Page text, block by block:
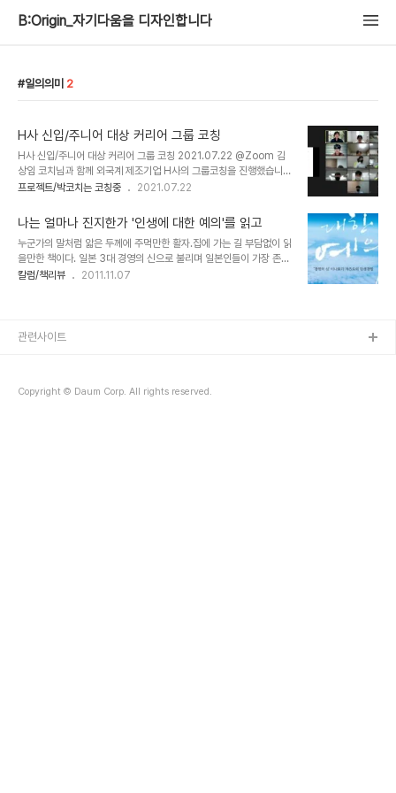
B:Origin_자기다움을 디자인합니다
일의의미 2
H사 신입/주니어 대상 커리어 그룹 코칭
H사 신입/주니어 대상 커리어 그룹 코칭 2021.07.22 @Zoom 김
상임 코치님과 함께 외국계 제조기업 H사의 그룹코칭을 진행했습니
다. 오늘은 두 번째 세션이었는데요, 1-3년차 신입/주니어를 위한 커
252일을 기준으로 회사에서 보내는 시간 1년 = 2,620시간 10년 =
26,208시간 이 시간을 보내며 사원들은 어떤 역량과 결과를 얻으면
만족할까요? 나의 가치목록을 살피고 과거-현재-미래의 커리어를 떠
올리고 10년 후 커리어 목표를 세워 얻고 싶은 가치와 역량을 찾아보
고 1년 실행목표를 구체화하는 과정이었습니다. 과정을 함께 들으셨던
프로젝트/박코치는 코칭중 2021.07.22
나는 얼마나 진지한가 '인생에 대한 예의'를 읽고
누군가의 말처럼 앏은 두께에 주먹만한 활자.집에 가는 길 부담없이 읽
을만한 책이다. 일본 3대 경영의 신으로 불리며 일본인들이 가장 존경
하는 기업가인 이나모리 가즈오. 2006년 6월 NHK에서 방송된 '이
미찾기, 몰두, 진지함, 사회환원 범상한 사람으로 입시와 취업 실패를
살아야 하는가에 대한 통찰을..
칼럼/책리뷰 2011.11.07
Copyright © Daum Corp. All rights reserved.
관련사이트